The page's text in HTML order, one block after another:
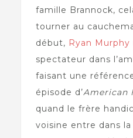
famille Brannock,
tourner au
début, Ryan Murphy
spectateur dans
faisant une
épisode d’American
quand le frère
voisine entre dans